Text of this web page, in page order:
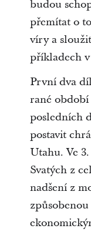
budou
přemítat o
víry a
příkladech
První dva
rané období
posledních
postavit
Utahu. Ve
Svatých z
nadšení z